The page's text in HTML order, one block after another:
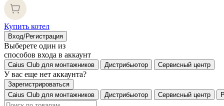
Купить котел
Вход/Регистрация
Выберете один из
способов входа в аккаунт
Caius Club для монтажников Дистрибьютор Сервисный центр
У вас еще нет аккаунта?
Зарегистрироваться
Caius Club для монтажников
Дистрибьютор Сервисный центр